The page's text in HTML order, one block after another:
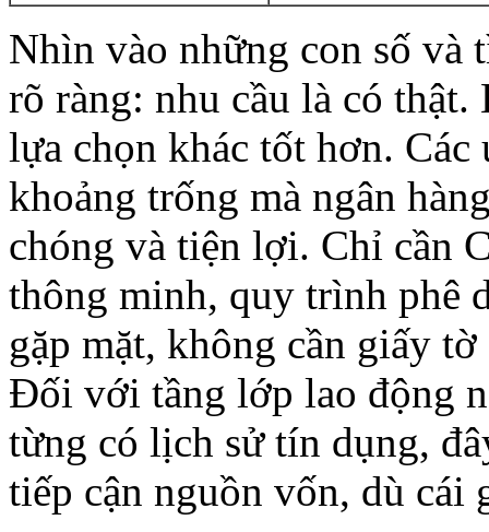
Nhìn vào những con số và
rõ ràng: nhu cầu là có
lựa chọn khác tốt hơn.
khoảng trống mà ngân
chóng và tiện lợi. Chỉ cần
thông minh, quy trình phê
gặp mặt, không cần giấy
Đối với tầng lớp lao động
từng có lịch sử tín dụng,
tiếp cận nguồn vốn, dù cái